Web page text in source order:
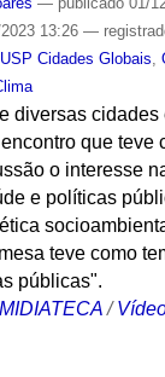
13:26 —
Cidades Globais
diversas cidades
que teve
o interesse
e políticas
teve como
públicas".
MIDIATECA /